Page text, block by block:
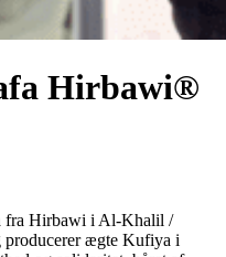
Hirbawi®
fra Hirbawi i Al-Khalil /
producerer ægte Kufiya i